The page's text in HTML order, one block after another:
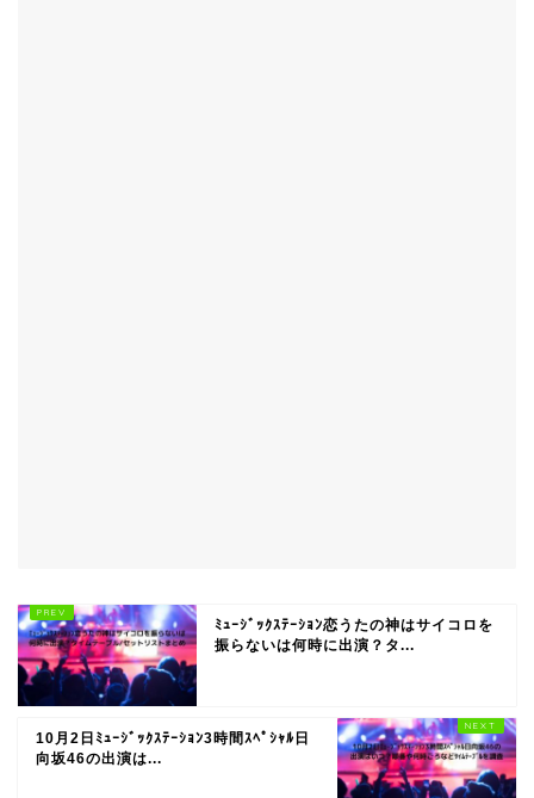
ﾐｭｰｼﾞｯｸｽﾃｰｼｮﾝ恋うたの神はサイコロを
振らないは何時に出演？タ...
10月2日ﾐｭｰｼﾞｯｸｽﾃｰｼｮﾝ3時間ｽﾍﾟｼｬﾙ日
向坂46の出演は...